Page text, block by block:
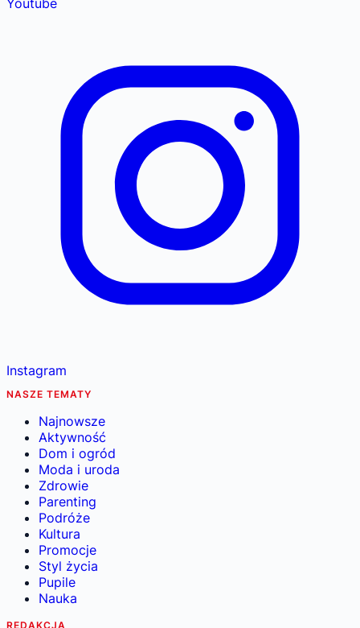
Instagram
NASZE TEMATY
Najnowsze
Aktywność
Dom i ogród
Moda i uroda
Zdrowie
Parenting
Podróże
Kultura
Promocje
Styl życia
Pupile
Nauka
REDAKCJA